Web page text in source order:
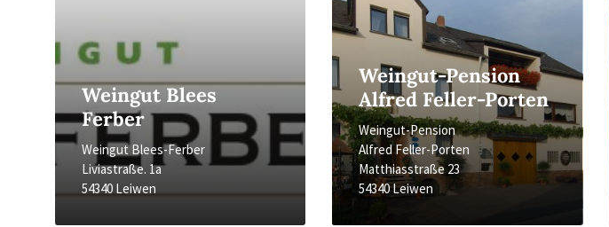
Weingut Blees
Ferber
Weingut Blees-Ferber
Liviastraße. 1a
54340 Leiwen
Weingut-Pension
Alfred Feller-Porten
Weingut-Pension
Alfred Feller-Porten
Matthiasstraße 23
54340 Leiwen